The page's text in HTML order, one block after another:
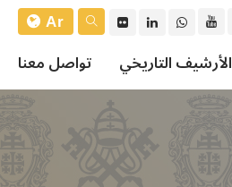
Ar
الأرشيف التاريخي تواصل معنا